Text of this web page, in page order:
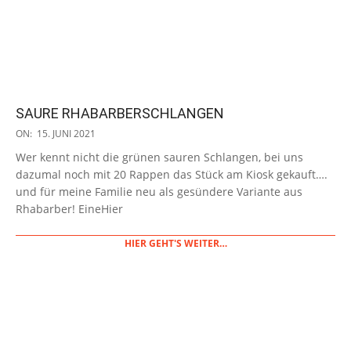
SAURE RHABARBERSCHLANGEN
2021-
15
ON: 15. JUNI 2021
Wer kennt nicht die grünen sauren Schlangen, bei uns
dazumal noch mit 20 Rappen das Stück am Kiosk gekauft….
und für meine Familie neu als gesündere Variante aus
Rhabarber! EineHier
HIER GEHT'S WEITER…